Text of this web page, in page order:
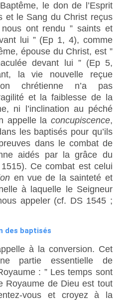
le don de l’Esprit
et le Sang du Christ reçus
ont rendu ” saints et
lui ” (Ep 1, 4), comme
épouse du Christ, est ”
devant lui ” (Ep 5,
la vie nouvelle reçue
chrétienne n’a pas
et la faiblesse de la
ni l’inclination au péché
appelle la concupiscence,
les baptisés pour qu’ils
dans le combat de
aidés par la grâce du
Ce combat est celui
en vue de la sainteté et
à laquelle le Seigneur
appeler (cf. DS 1545 ;
des baptisés
à la conversion. Cet
partie essentielle de
: ” Les temps sont
Royaume de Dieu est tout
vous et croyez à la